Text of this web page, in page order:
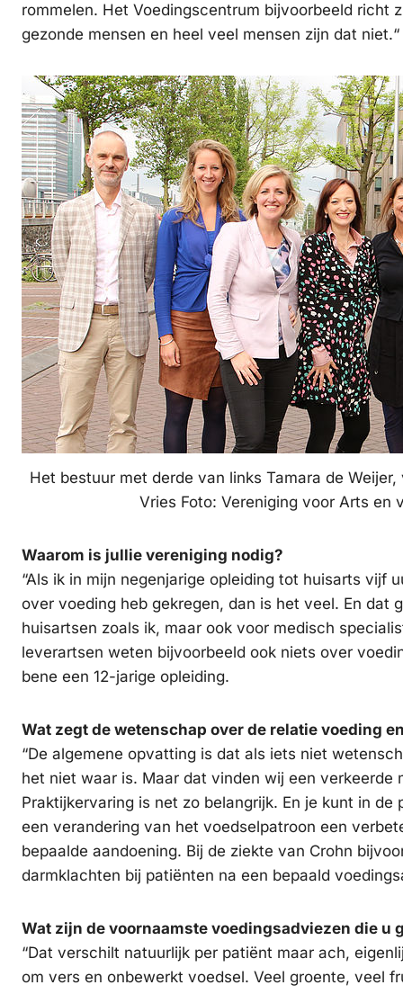
rommelen. Het Voedingscentrum bijvoorbeeld richt
gezonde mensen en heel veel mensen zijn dat niet.“
Het bestuur met derde van links Tamara de
Vries Foto: Vereniging voor Arts en
Waarom is jullie vereniging nodig?
“Als ik in mijn negenjarige opleiding tot huisarts vijf
over voeding heb gekregen, dan is het veel. En dat
huisartsen zoals ik, maar ook voor medisch
leverartsen weten bijvoorbeeld ook niets over
bene een 12-jarige opleiding.
Wat zegt de wetenschap over de relatie voeding
“De algemene opvatting is dat als iets niet
het niet waar is. Maar dat vinden wij een verkeerde
Praktijkervaring is net zo belangrijk. En je kunt in de
een verandering van het voedselpatroon een
bepaalde aandoening. Bij de ziekte van Crohn
darmklachten bij patiënten na een bepaald
Wat zijn de voornaamste voedingsadviezen die u
“Dat verschilt natuurlijk per patiënt maar ach,
om vers en onbewerkt voedsel. Veel groente, veel